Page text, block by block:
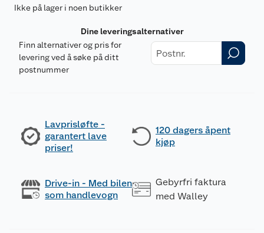
Ikke på lager i noen butikker
Dine leveringsalternativer
Finn alternativer og pris for
levering ved å søke på ditt
postnummer
Lavprisløfte -
garantert lave
priser!
120 dagers åpent
kjøp
Drive-in - Med bilen
som handlevogn
Gebyrfri faktura
med Walley